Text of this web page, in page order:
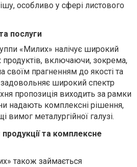
особливо у сфері листового
послуги
«Милих» налічує широкий
продуктів, включаючи, зокрема,
своїм прагненням до якості та
задовольняє широкий спектр
пропозиція виходить за рамки
надають комплексні рішення,
металургійної галузі.
та комплексне
також займається